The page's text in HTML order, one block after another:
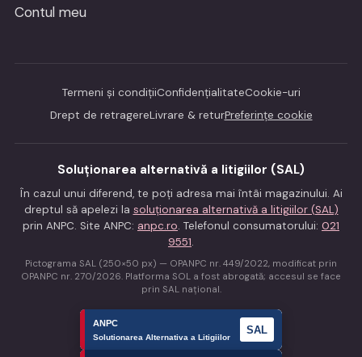
Contul meu
Termeni și condițiiConfidențialitateCookie-uri
Drept de retragereLivrare & returPreferințe cookie
Soluționarea alternativă a litigiilor (SAL)
În cazul unui diferend, te poți adresa mai întâi magazinului. Ai
dreptul să apelezi la soluționarea alternativă a litigiilor (SAL)
prin ANPC. Site ANPC: anpc.ro. Telefonul consumatorului: 021
9551.
Pictograma SAL (250×50 px) — OPANPC nr. 449/2022, modificat prin
OPANPC nr. 270/2026. Platforma SOL a fost abrogată; accesul se face
prin SAL național.